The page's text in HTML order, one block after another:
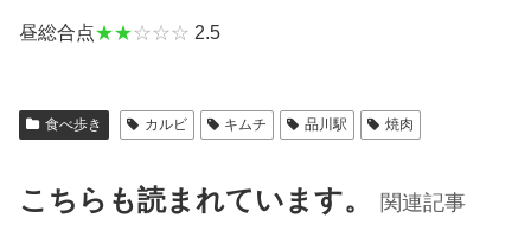
昼総合点★★☆☆☆ 2.5
食べ歩き カルビ キムチ 品川駅 焼肉
こちらも読まれています。 関連記事